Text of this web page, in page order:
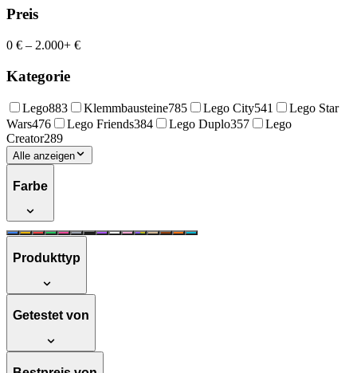
Preis
0 € – 2.000+ €
Kategorie
Lego883 Klemmbausteine785 Lego City541
Lego Star
Wars476 Lego Friends384 Lego Duplo357
Lego
Creator289
Alle anzeigen
Farbe
Produkttyp
Getestet von